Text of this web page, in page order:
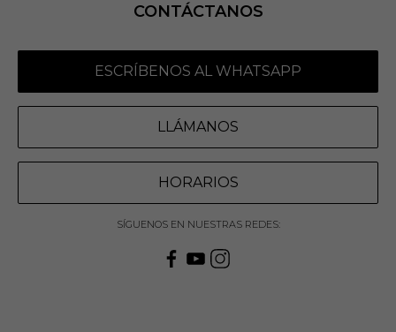
CONTÁCTANOS
ESCRÍBENOS AL WHATSAPP
LLÁMANOS
HORARIOS
SÍGUENOS EN NUESTRAS REDES: